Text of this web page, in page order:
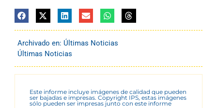
Archivado en: Últimas Noticias
Últimas Noticias
Este informe incluye imágenes de calidad que pueden
ser bajadas e impresas. Copyright IPS, estas imágenes
sólo pueden ser impresas junto con este informe